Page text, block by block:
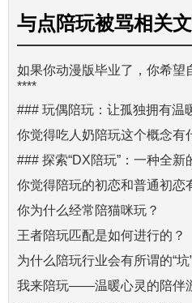
与点陪玩被骂相关
如果你动漫版毕业了，你希望
****
### 玩偶陪玩：让孤独拥有温
你觉得吃人奶陪玩这个概念有
### 探索“DX陪玩”：一种全新
你觉得陪玩的初恋和普通初恋
你为什么经常陪猫咪玩？
王者陪玩匹配是如何进行的？
为什么陪玩行业会有所谓的“
我来陪玩——温暖心灵的陪伴